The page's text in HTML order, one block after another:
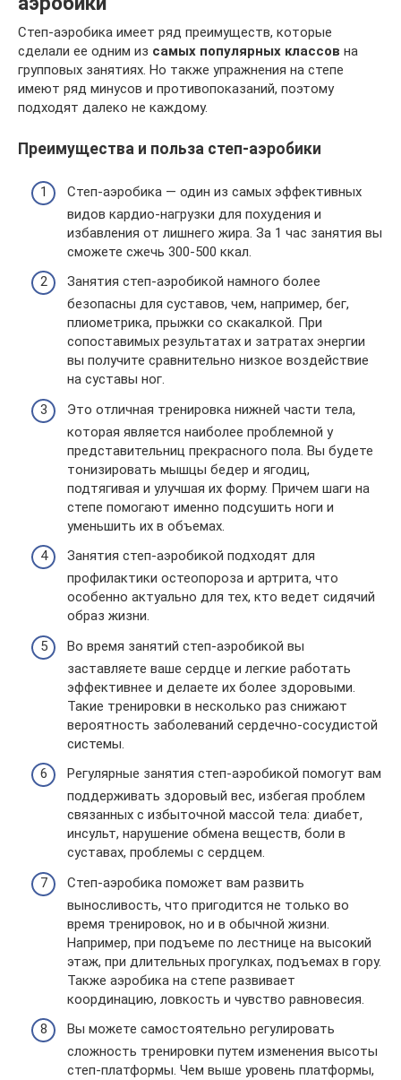
Степ-аэробика имеет ряд преимуществ, которые
сделали ее одним из самых популярных классов на
групповых занятиях. Но также упражнения на степе
имеют ряд минусов и противопоказаний, поэтому
подходят далеко не каждому.
Преимущества и польза степ-аэробики
Степ-аэробика — один из самых эффективных
видов кардио-нагрузки для похудения и
избавления от лишнего жира. За 1 час занятия вы
сможете сжечь 300-500 ккал.
Занятия степ-аэробикой намного более
безопасны для суставов, чем, например, бег,
плиометрика, прыжки со скакалкой. При
сопоставимых результатах и затратах энергии
вы получите сравнительно низкое воздействие
на суставы ног.
Это отличная тренировка нижней части тела,
которая является наиболее проблемной у
представительниц прекрасного пола. Вы будете
тонизировать мышцы бедер и ягодиц,
подтягивая и улучшая их форму. Причем шаги на
степе помогают именно подсушить ноги и
уменьшить их в объемах.
Занятия степ-аэробикой подходят для
профилактики остеопороза и артрита, что
особенно актуально для тех, кто ведет сидячий
образ жизни.
Во время занятий степ-аэробикой вы
заставляете ваше сердце и легкие работать
эффективнее и делаете их более здоровыми.
Такие тренировки в несколько раз снижают
вероятность заболеваний сердечно-сосудистой
системы.
Регулярные занятия степ-аэробикой помогут вам
поддерживать здоровый вес, избегая проблем
связанных с избыточной массой тела: диабет,
инсульт, нарушение обмена веществ, боли в
суставах, проблемы с сердцем.
Степ-аэробика поможет вам развить
выносливость, что пригодится не только во
время тренировок, но и в обычной жизни.
Например, при подъеме по лестнице на высокий
этаж, при длительных прогулках, подъемах в гору.
Также аэробика на степе развивает
координацию, ловкость и чувство равновесия.
Вы можете самостоятельно регулировать
сложность тренировки путем изменения высоты
степ-платформы. Чем выше уровень платформы,